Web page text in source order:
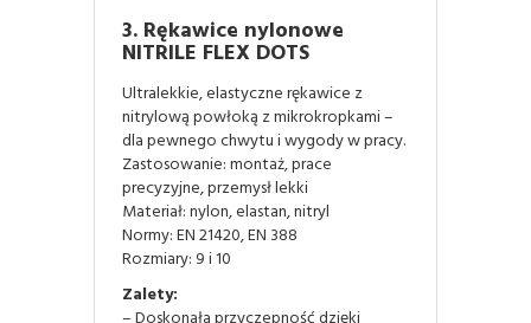
3. Rękawice nylonowe
NITRILE FLEX DOTS
Ultralekkie, elastyczne rękawice z
nitrylową powłoką z mikrokropkami –
dla pewnego chwytu i wygody w pracy.
Zastosowanie: montaż, prace
precyzyjne, przemysł lekki
Materiał: nylon, elastan, nitryl
Normy: EN 21420, EN 388
Rozmiary: 9 i 10
Zalety: